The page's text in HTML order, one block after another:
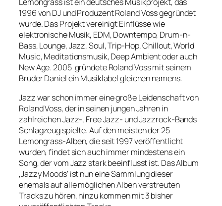
1996 von DJ und Produzent Roland Voss gegründet
wurde. Das Projekt vereinigt Einflüsse wie
elektronische Musik, EDM, Downtempo, Drum-n-
Bass, Lounge, Jazz, Soul, Trip-Hop, Chillout, World
Music, Meditationsmusik, Deep Ambient oder auch
New Age. 2005 gründete Roland Voss mit seinem
Bruder Daniel ein Musiklabel gleichen namens.
Jazz war schon immer eine große Leidenschaft von
Roland Voss, der in seinen jungen Jahren in
zahlreichen Jazz-, Free Jazz- und Jazzrock-Bands
Schlagzeug spielte. Auf den meisten der 25
Lemongrass-Alben, die seit 1997 veröffentlicht
wurden, findet sich auch immer mindestens ein
Song, der vom Jazz stark beeinflusst ist. Das Album
‚Jazzy Moods‘ ist nun eine Sammlung dieser
ehemals auf alle möglichen Alben verstreuten
Tracks zu hören, hinzu kommen mit 3 bisher